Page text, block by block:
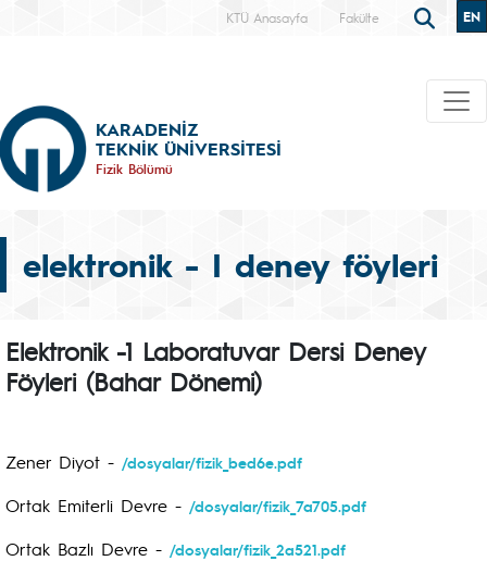
KTÜ Anasayfa Fakülte EN
KARADENİZ
TEKNİK ÜNİVERSİTESİ
Fizik Bölümü
elektronik - I deney föyleri
Elektronik -1 Laboratuvar Dersi Deney
Föyleri (Bahar Dönemi)
Zener Diyot - /dosyalar/fizik_bed6e.pdf
Ortak Emiterli Devre - /dosyalar/fizik_7a705.pdf
Ortak Bazlı Devre - /dosyalar/fizik_2a521.pdf